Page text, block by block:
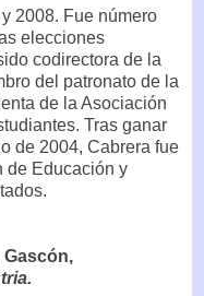
2008. Fue número
elecciones
codirectora de la
del patronato de la
de la Asociación
Tras ganar
de 2004, Cabrera fue
de Educación y
Gascón,